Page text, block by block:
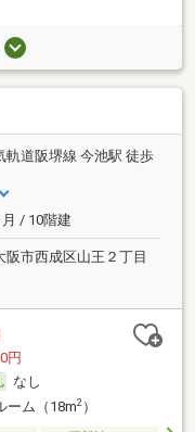
軌道阪堺線 今池駅 徒歩
/ 10階建
阪市西成区山王２丁目
円
なし
ーム（18m2）